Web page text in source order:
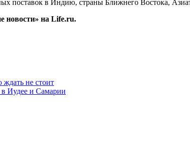
поставок в Индию, страны Ближнего Востока,
новости» на Life.ru.
ждать не стоит
в Иудее и Самарии